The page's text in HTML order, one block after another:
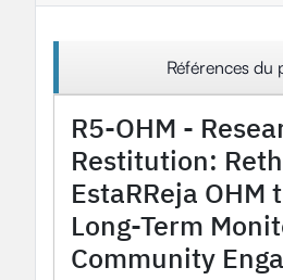
Références du
R5-OHM -
Restitution:
EstaRReja OHM
Long-Term
Community